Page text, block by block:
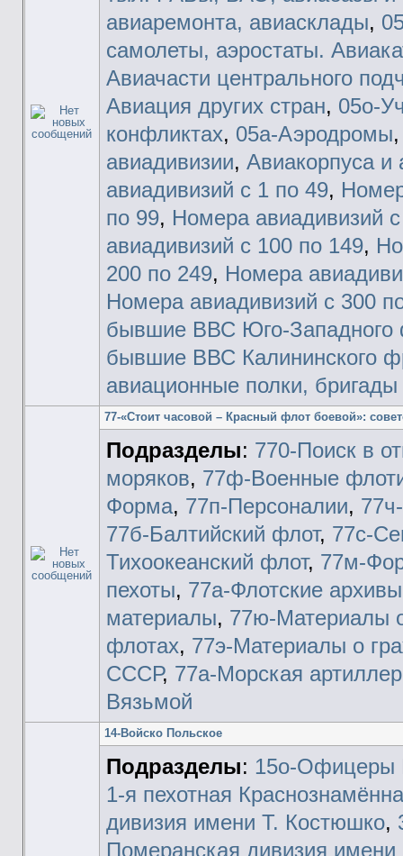
авиаремонта, авиасклады,
самолеты, аэростаты.
Авиачасти центрального
Авиация других стран, 05о-
конфликтах, 05а-Аэродромы
авиадивизии, Авиакорпуса и
авиадивизий с 1 по 49,
по 99, Номера авиадивизий
авиадивизий с 100 по 149,
200 по 249, Номера
Номера авиадивизий с 300
бывшие ВВС Юго-Западного
бывшие ВВС Калининского
авиационные полки, бригады
77-«Стоит часовой – Красный флот боевой»:
Подразделы: 770-Поиск в
моряков, 77ф-Военные
Форма, 77п-Персоналии,
77б-Балтийский флот, 77с-
Тихоокеанский флот, 77м-
пехоты, 77а-Флотские
материалы, 77ю-Материалы
флотах, 77э-Материалы о
СССР, 77а-Морская
Вязьмой
14-Войско Польское
Подразделы: 15о-Офицеры
1-я пехотная
дивизия имени Т. Костюшко,
Померанская дивизия имени